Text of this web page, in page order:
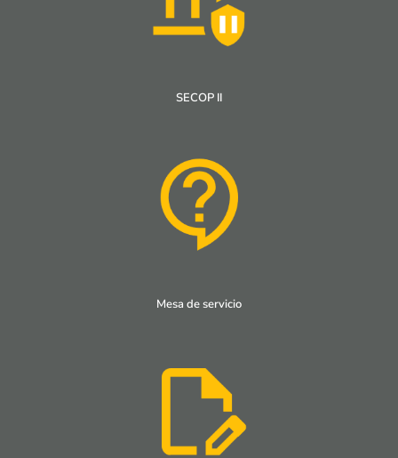
SECOP II
Mesa de servicio